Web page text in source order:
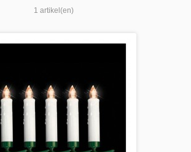
1 artikel(en)